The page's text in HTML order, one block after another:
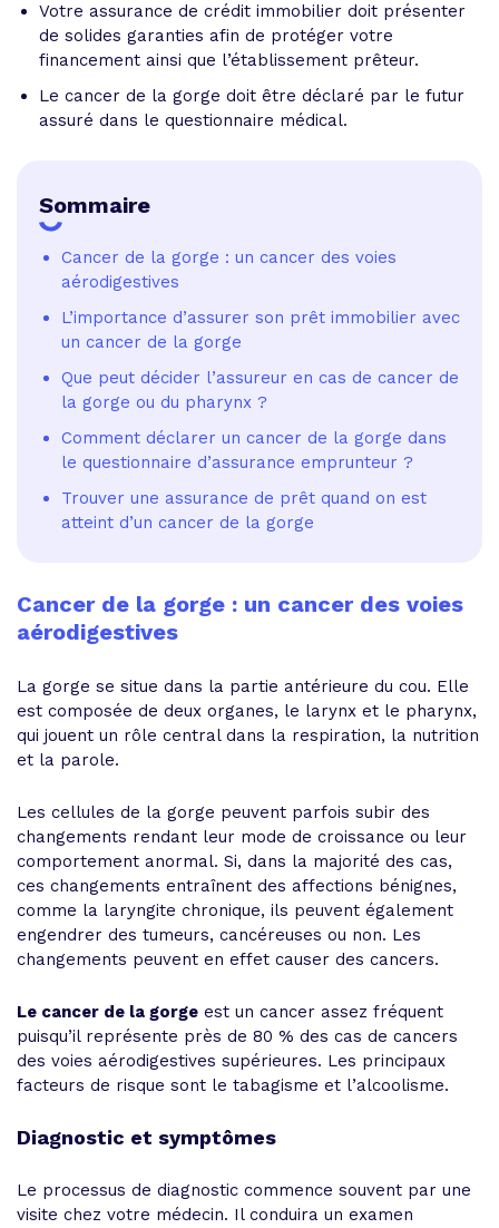
Votre assurance de crédit immobilier doit présenter
de solides garanties afin de protéger votre
financement ainsi que l’établissement prêteur.
Le cancer de la gorge doit être déclaré par le futur
assuré dans le questionnaire médical.
Sommaire
Cancer de la gorge : un cancer des voies
aérodigestives
L’importance d’assurer son prêt immobilier avec
un cancer de la gorge
Que peut décider l’assureur en cas de cancer de
la gorge ou du pharynx ?
Comment déclarer un cancer de la gorge dans
le questionnaire d’assurance emprunteur ?
Trouver une assurance de prêt quand on est
atteint d’un cancer de la gorge
Cancer de la gorge : un cancer des voies
aérodigestives
La gorge se situe dans la partie antérieure du cou. Elle
est composée de deux organes, le larynx et le pharynx,
qui jouent un rôle central dans la respiration, la nutrition
et la parole.
Les cellules de la gorge peuvent parfois subir des
changements rendant leur mode de croissance ou leur
comportement anormal. Si, dans la majorité des cas,
ces changements entraînent des affections bénignes,
comme la laryngite chronique, ils peuvent également
engendrer des tumeurs, cancéreuses ou non. Les
changements peuvent en effet causer des cancers.
Le cancer de la gorge est un cancer assez fréquent
puisqu’il représente près de 80 % des cas de cancers
des voies aérodigestives supérieures. Les principaux
facteurs de risque sont le tabagisme et l’alcoolisme.
Diagnostic et symptômes
Le processus de diagnostic commence souvent par une
visite chez votre médecin. Il conduira un examen